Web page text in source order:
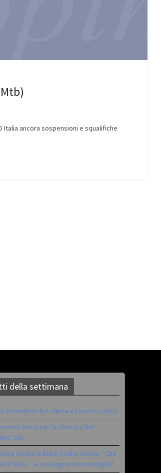
Italia ancora sospensioni e squalifiche
della settimana
Avondetto N.2. Berta e Corvi in Top10
festa per la chiusura del
Cup
studia la Black Snake iridata: “Che
di Sole… e ora sogno una medaglia”